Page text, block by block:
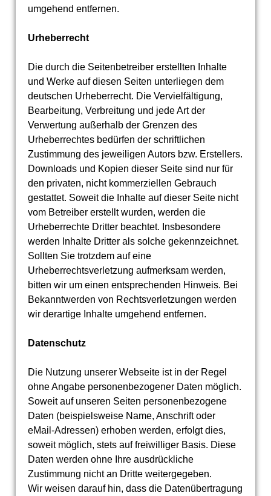
umgehend entfernen.
Urheberrecht
Die durch die Seitenbetreiber erstellten Inhalte
und Werke auf diesen Seiten unterliegen dem
deutschen Urheberrecht. Die Vervielfältigung,
Bearbeitung, Verbreitung und jede Art der
Verwertung außerhalb der Grenzen des
Urheberrechtes bedürfen der schriftlichen
Zustimmung des jeweiligen Autors bzw. Erstellers.
Downloads und Kopien dieser Seite sind nur für
den privaten, nicht kommerziellen Gebrauch
gestattet. Soweit die Inhalte auf dieser Seite nicht
vom Betreiber erstellt wurden, werden die
Urheberrechte Dritter beachtet. Insbesondere
werden Inhalte Dritter als solche gekennzeichnet.
Sollten Sie trotzdem auf eine
Urheberrechtsverletzung aufmerksam werden,
bitten wir um einen entsprechenden Hinweis. Bei
Bekanntwerden von Rechtsverletzungen werden
wir derartige Inhalte umgehend entfernen.
Datenschutz
Die Nutzung unserer Webseite ist in der Regel
ohne Angabe personenbezogener Daten möglich.
Soweit auf unseren Seiten personenbezogene
Daten (beispielsweise Name, Anschrift oder
eMail-Adressen) erhoben werden, erfolgt dies,
soweit möglich, stets auf freiwilliger Basis. Diese
Daten werden ohne Ihre ausdrückliche
Zustimmung nicht an Dritte weitergegeben.
Wir weisen darauf hin, dass die Datenübertragung